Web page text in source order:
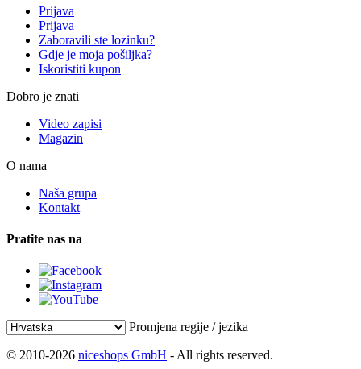
Prijava
Prijava
Zaboravili ste lozinku?
Gdje je moja pošiljka?
Iskoristiti kupon
Dobro je znati
Video zapisi
Magazin
O nama
Naša grupa
Kontakt
Pratite nas na
Promjena regije / jezika
© 2010-2026 niceshops GmbH - All rights reserved.